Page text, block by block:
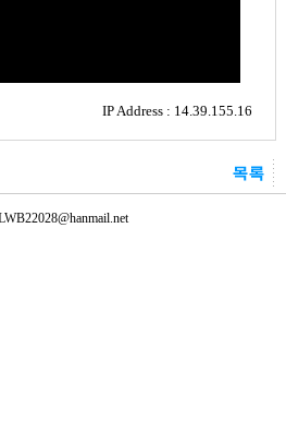
IP Address : 14.39.155.16